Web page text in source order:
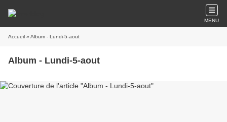
MENU
Accueil » Album - Lundi-5-aout
Album - Lundi-5-aout